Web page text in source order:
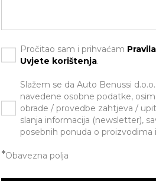
Pročitao sam i prihvaćam
Uvjete korištenja.
Slažem se da Auto Benussi
navedene osobne podatke,
obrade / provedbe zahtjeva /
slanja informacija (newsletter),
posebnih ponuda o proizvodima
*Obavezna polja